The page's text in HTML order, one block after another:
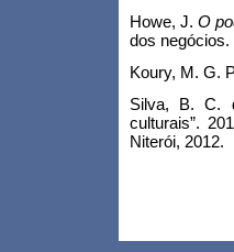
Howe, J. O
dos negócios.
Koury, M. G.
Silva, B. C.
culturais”.
Niterói, 2012.